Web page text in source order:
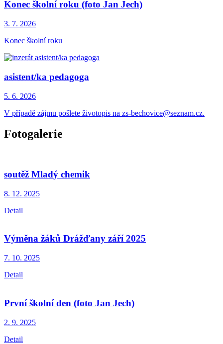
Konec školní roku (foto Jan Jech)
3. 7. 2026
Konec školní roku
asistent/ka pedagoga
5. 6. 2026
V případě zájmu pošlete životopis na zs-bechovice@seznam.cz.
Fotogalerie
soutěž Mladý chemik
8. 12. 2025
Detail
Výměna žáků Drážďany září 2025
7. 10. 2025
Detail
První školní den (foto Jan Jech)
2. 9. 2025
Detail